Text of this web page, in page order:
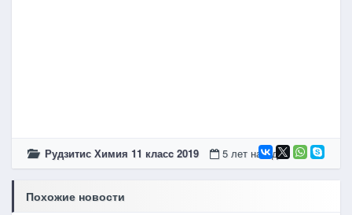
Рудзитис Химия 11 класc 2019 5 лет назад
Похожие новости